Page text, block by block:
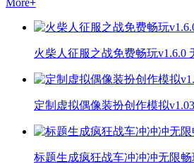
More+
火柴人征服之战免费畅玩v1.6.0
定制虚拟偶像装扮创作模拟
标题生成疯狂战车冲冲冲无限畅